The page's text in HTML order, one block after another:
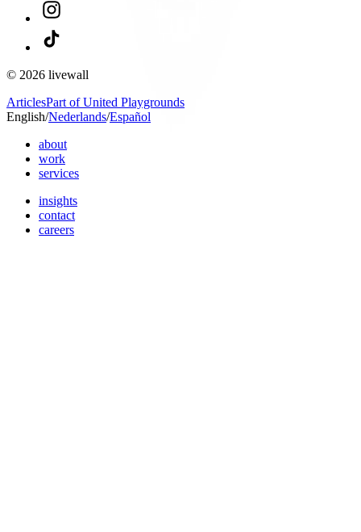
© 2026 livewall
ArticlesPart of United Playgrounds
English/Nederlands/Español
about
work
services
insights
contact
careers